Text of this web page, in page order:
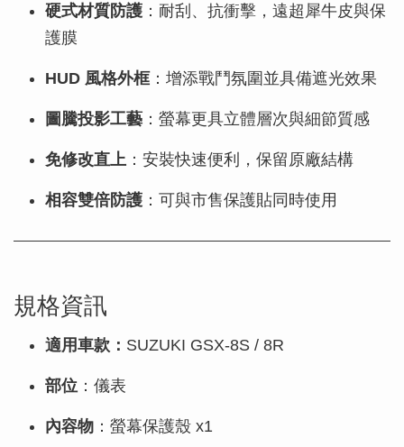
硬式材質防護 ：耐刮、抗衝擊，遠超犀牛皮與保
護膜
HUD 風格外框：增添戰鬥氛圍並具備遮光效果
圖騰投影工藝 ：螢幕更具立體層次與細節質感
免修改直上 ：安裝快速便利，保留原廠結構
相容雙倍防護 ：可與市售保護貼同時使用
規格資訊
適用車款： SUZUKI GSX-8S / 8R
部位 ：儀表
內容物 ：螢幕保護殼 x1